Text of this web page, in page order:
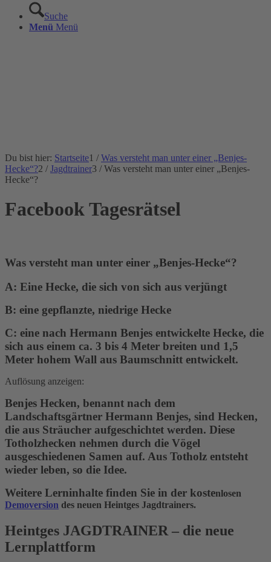
Suche
Menü Menü
Du bist hier: Startseite1 / Was versteht man unter einer „Benjes-
Hecke“?2 / Jagdtrainer3 / Was versteht man unter einer „Benjes-
Hecke“?
Facebook Tagesrätsel
Was versteht man unter einer „Benjes-Hecke“?
A: Eine Hecke, die sich von sich aus verjüngt
B: eine gepflanzte, niedrige Hecke
C: eine nach Hermann Benjes entwickelte Hecke, die
sich aus einem ca. 3 bis 4 Meter breiten und 1,5
Meter hohem Wall aus Baumschnitt entwickelt.
Auflösung anzeigen:
Benjes Hecken, benannt nach dem
Landschaftsgärtner Hermann Benjes, sind Hecken,
die aus Sträucher aufgeschichtet werden. Diese
Totholzhecken nehmen durch die Vögel
ausgeschiedenen Samen auf. Aus Totholz entsteht
wieder leben, so die Idee.
Weitere Lerninhalte finden Sie in der kostenlosen
Demoversion des neuen Heintges Jagdtrainers.
Heintges JAGDTRAINER – die neue
Lernplattform